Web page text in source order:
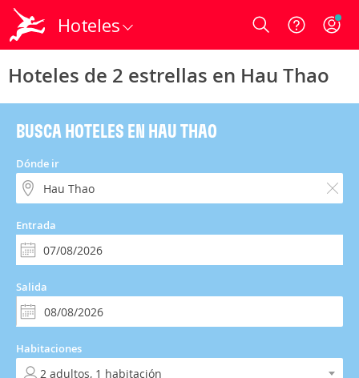
Hoteles Login
Hoteles de 2 estrellas en Hau Thao
BUSCA HOTELES EN HAU THAO
Dónde ir
Entrada
Salida
Habitaciones